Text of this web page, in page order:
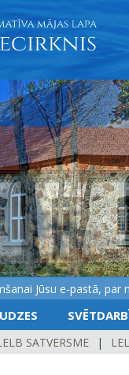
Jūsu e-pastā, par
SATVERSME |